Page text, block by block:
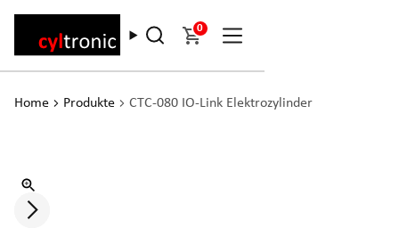
0
Home Produkte CTC-080 IO-Link Elektrozylinder